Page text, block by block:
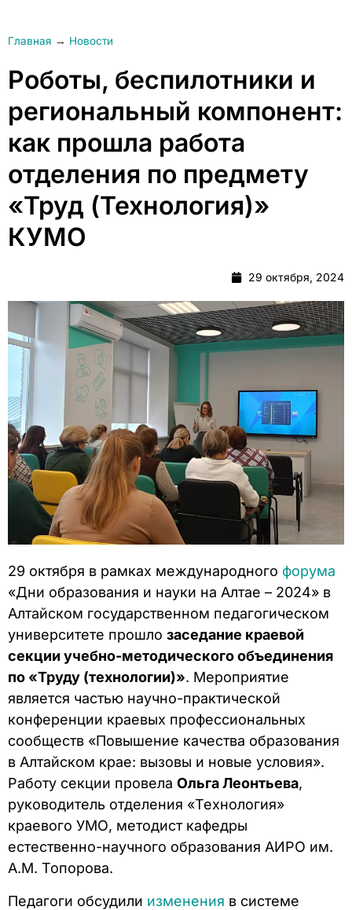
Главная → Новости
Роботы, беспилотники и
региональный компонент:
как прошла работа
отделения по предмету
«Труд (Технология)»
КУМО
29 октября, 2024
29 октября в рамках международного форума
«Дни образования и науки на Алтае – 2024» в
Алтайском государственном педагогическом
университете прошло заседание краевой
секции учебно-методического объединения
по «Труду (технологии)». Мероприятие
является частью научно-практической
конференции краевых профессиональных
сообществ «Повышение качества образования
в Алтайском крае: вызовы и новые условия».
Работу секции провела Ольга Леонтьева,
руководитель отделения «Технология»
краевого УМО, методист кафедры
естественно-научного образования АИРО им.
А.М. Топорова.
Педагоги обсудили изменения в системе